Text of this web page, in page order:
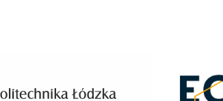
- Strona